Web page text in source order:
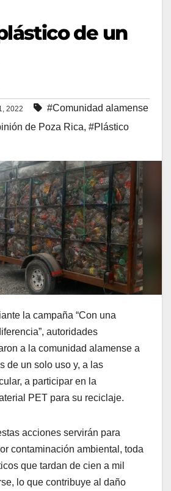
de un
2022
#Comunidad alamense
de Poza Rica, #Plástico
la campaña “Con una
autoridades
a la comunidad alamense a
de un solo uso y, a las
a participar en la
PET para su reciclaje.
acciones servirán para
contaminación ambiental, toda
que tardan de cien a mil
lo que contribuye al daño